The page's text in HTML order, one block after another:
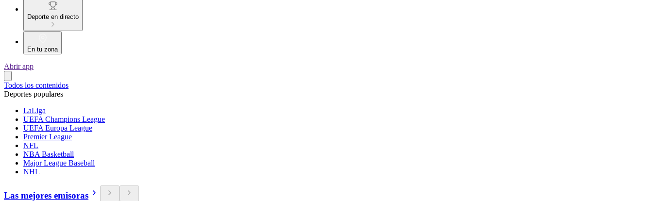
Deporte en directo
En tu zona
Abrir app
Todos los contenidos
Deportes populares
LaLiga
UEFA Champions League
UEFA Europa League
Premier League
NFL
NBA Basketball
Major League Baseball
NHL
Las mejores emisoras